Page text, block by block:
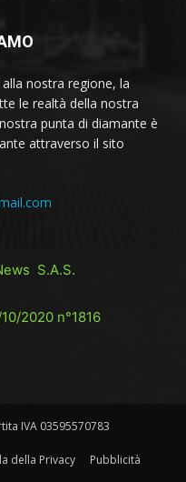
nostra regione, la
le realtà della nostra
punta di diamante è
attraverso il sito
S.A.S.
2020 n°1816
IVA 03595570783
della Privacy Pubblicità